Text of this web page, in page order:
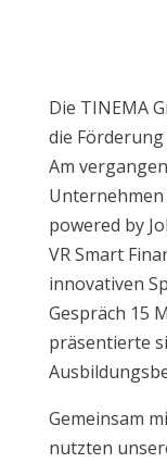
Die TINEMA
die
Am
Unternehmen
powered by
VR Smart
innovativen
Gespräch 15
präsentierte
Gemeinsam
nutzten